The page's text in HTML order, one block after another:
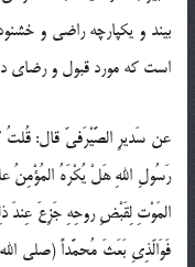
بیند و یكپارچه راضى و
است كه مورد قبول و رضاى
عن سَدیرِ الصَّیْرَفیّ قال: قُلتُ
رَسُولِ اللهِ هَلْ یُكْرَهُ المُؤْمِنُ
المَوْتِ لِقَبْضِ روحِهِ جَزِعَ عِندَ
فَوَالّذِىِ بَعَثَ مُحمَّداً (صلى